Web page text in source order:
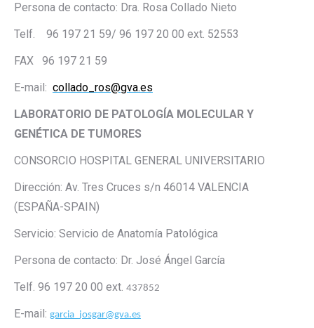
Persona de contacto: Dra. Rosa Collado Nieto
Telf. 96 197 21 59/ 96 197 20 00 ext. 52553
FAX 96 197 21 59
E-mail: collado_ros@gva.es
LABORATORIO DE PATOLOGÍA MOLECULAR Y
GENÉTICA DE TUMORES
CONSORCIO HOSPITAL GENERAL UNIVERSITARIO
Dirección: Av. Tres Cruces s/n 46014 VALENCIA
(ESPAÑA-SPAIN)
Servicio: Servicio de Anatomía Patológica
Persona de contacto: Dr. José Ángel García
Telf. 96 197 20 00 ext. 437852
E-mail: garcia_josgar@gva.es